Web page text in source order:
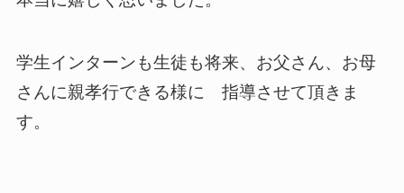
学生インターンも生徒も将来、お父さん、お母
さんに親孝行できる様に 指導させて頂きま
す。